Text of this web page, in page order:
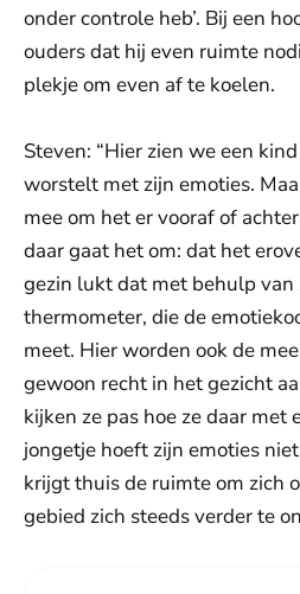
onder controle heb’. Bij een
ouders dat hij even ruimte
plekje om even af te koelen.
Steven: “Hier zien we een
worstelt met zijn emoties.
mee om het er vooraf of
daar gaat het om: dat het
gezin lukt dat met behulp van
thermometer, die de
meet. Hier worden ook de
gewoon recht in het gezicht
kijken ze pas hoe ze daar met
jongetje hoeft zijn emoties
krijgt thuis de ruimte om zich
gebied zich steeds verder te